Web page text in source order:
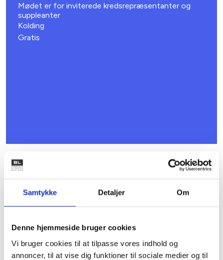
Samtykke Detaljer Om
Denne hjemmeside bruger cookies
Vi bruger cookies til at tilpasse vores indhold og
annoncer, til at vise dig funktioner til sociale medier og til
Mødet er for inviterede kredsrepræsentanter og
suppleanter
Kolding
Gratis
16. NOVEMBER 2026
BL’s centrale kursus- og konferenceudvalg
Børkop